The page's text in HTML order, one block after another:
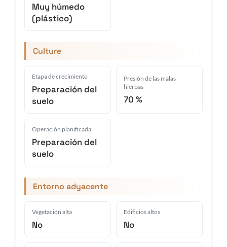
Muy húmedo
(plástico)
Culture
Etapa de crecimiento
Preparación del
suelo
Presión de las malas
hierbas
70 %
Operación planificada
Preparación del
suelo
Entorno adyacente
Vegetación alta
No
Edificios altos
No